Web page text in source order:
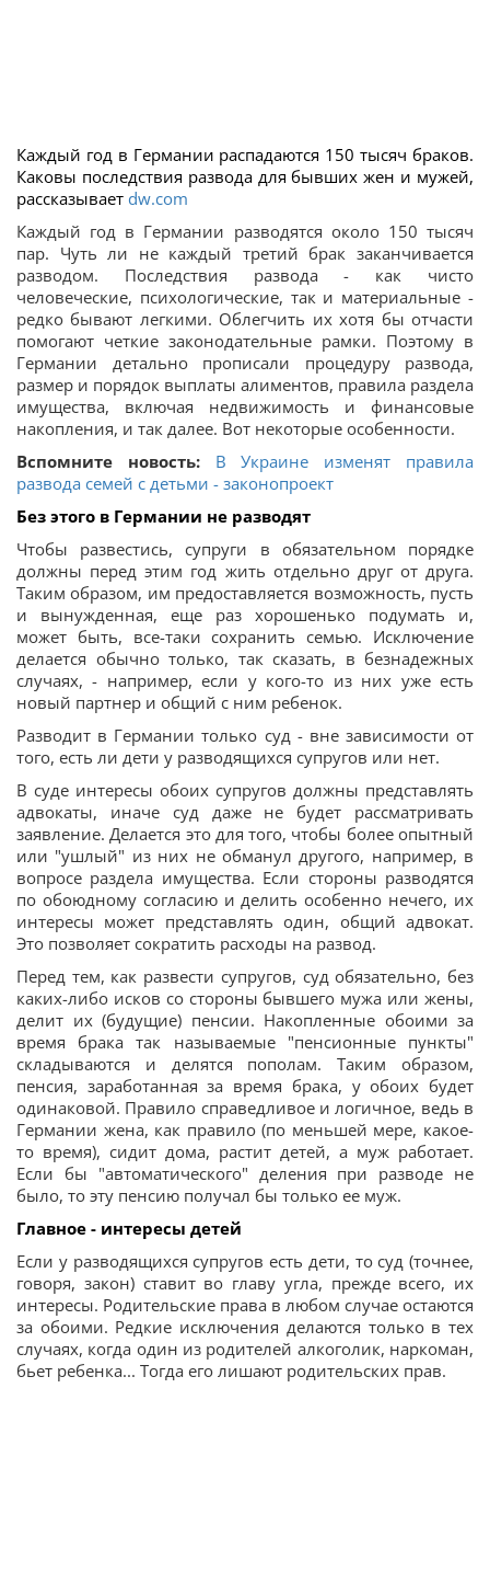
Каждый год в Германии распадаются 150 тысяч браков.
Каковы последствия развода для бывших жен и мужей,
рассказывает dw.com
Каждый год в Германии разводятся около 150 тысяч
пар. Чуть ли не каждый третий брак заканчивается
разводом. Последствия развода - как чисто
человеческие, психологические, так и материальные -
редко бывают легкими. Облегчить их хотя бы отчасти
помогают четкие законодательные рамки. Поэтому в
Германии детально прописали процедуру развода,
размер и порядок выплаты алиментов, правила раздела
имущества, включая недвижимость и финансовые
накопления, и так далее. Вот некоторые особенности.
Вспомните новость: В Украине изменят правила
развода семей с детьми - законопроект
Без этого в Германии не разводят
Чтобы развестись, супруги в обязательном порядке
должны перед этим год жить отдельно друг от друга.
Таким образом, им предоставляется возможность, пусть
и вынужденная, еще раз хорошенько подумать и,
может быть, все-таки сохранить семью. Исключение
делается обычно только, так сказать, в безнадежных
случаях, - например, если у кого-то из них уже есть
новый партнер и общий с ним ребенок.
Разводит в Германии только суд - вне зависимости от
того, есть ли дети у разводящихся супругов или нет.
В суде интересы обоих супругов должны представлять
адвокаты, иначе суд даже не будет рассматривать
заявление. Делается это для того, чтобы более опытный
или "ушлый" из них не обманул другого, например, в
вопросе раздела имущества. Если стороны разводятся
по обоюдному согласию и делить особенно нечего, их
интересы может представлять один, общий адвокат.
Это позволяет сократить расходы на развод.
Перед тем, как развести супругов, суд обязательно, без
каких-либо исков со стороны бывшего мужа или жены,
делит их (будущие) пенсии. Накопленные обоими за
время брака так называемые "пенсионные пункты"
складываются и делятся пополам. Таким образом,
пенсия, заработанная за время брака, у обоих будет
одинаковой. Правило справедливое и логичное, ведь в
Германии жена, как правило (по меньшей мере, какое-
то время), сидит дома, растит детей, а муж работает.
Если бы "автоматического" деления при разводе не
было, то эту пенсию получал бы только ее муж.
Главное - интересы детей
Если у разводящихся супругов есть дети, то суд (точнее,
говоря, закон) ставит во главу угла, прежде всего, их
интересы. Родительские права в любом случае остаются
за обоими. Редкие исключения делаются только в тех
случаях, когда один из родителей алкоголик, наркоман,
бьет ребенка... Тогда его лишают родительских прав.